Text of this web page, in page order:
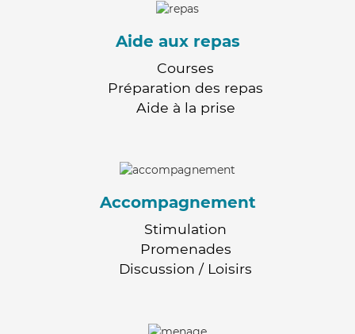
Aide aux repas
Courses
Préparation des repas
Aide à la prise
Accompagnement
Stimulation
Promenades
Discussion / Loisirs